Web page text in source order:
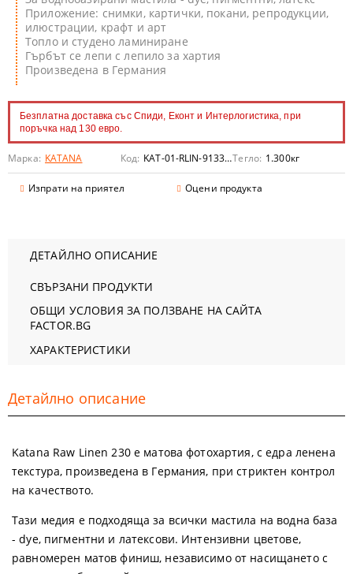
Приложение: снимки, картички, покани, репродукции,
илюстрации, крафт и арт
Топло и студено ламиниране
Гърбът се лепи с лепило за хартия
Произведена в Германия
Безплатна доставка със Спиди, Еконт и Интерлогистика, при
поръчка над 130 евро.
Марка: KATANA Код: KAT-01-RLIN-913360Тегло: 1.300кг
Изпрати на приятел Оцени продукта
ДЕТАЙЛНО ОПИСАНИЕ
СВЪРЗАНИ ПРОДУКТИ
ОБЩИ УСЛОВИЯ ЗА ПОЛЗВАНЕ НА САЙТА
FACTOR.BG
ХАРАКТЕРИСТИКИ
Детайлно описание
Katana Raw Linen 230е матова фотохартия, с едра ленена
текстура, произведена в Германия, при стриктен контрол
на качеството.
Тази медия е подходяща за всички мастила на водна база
- dye, пигментни и латексови. Интензивни цветове,
равномерен матов финиш, независимо от насищането с